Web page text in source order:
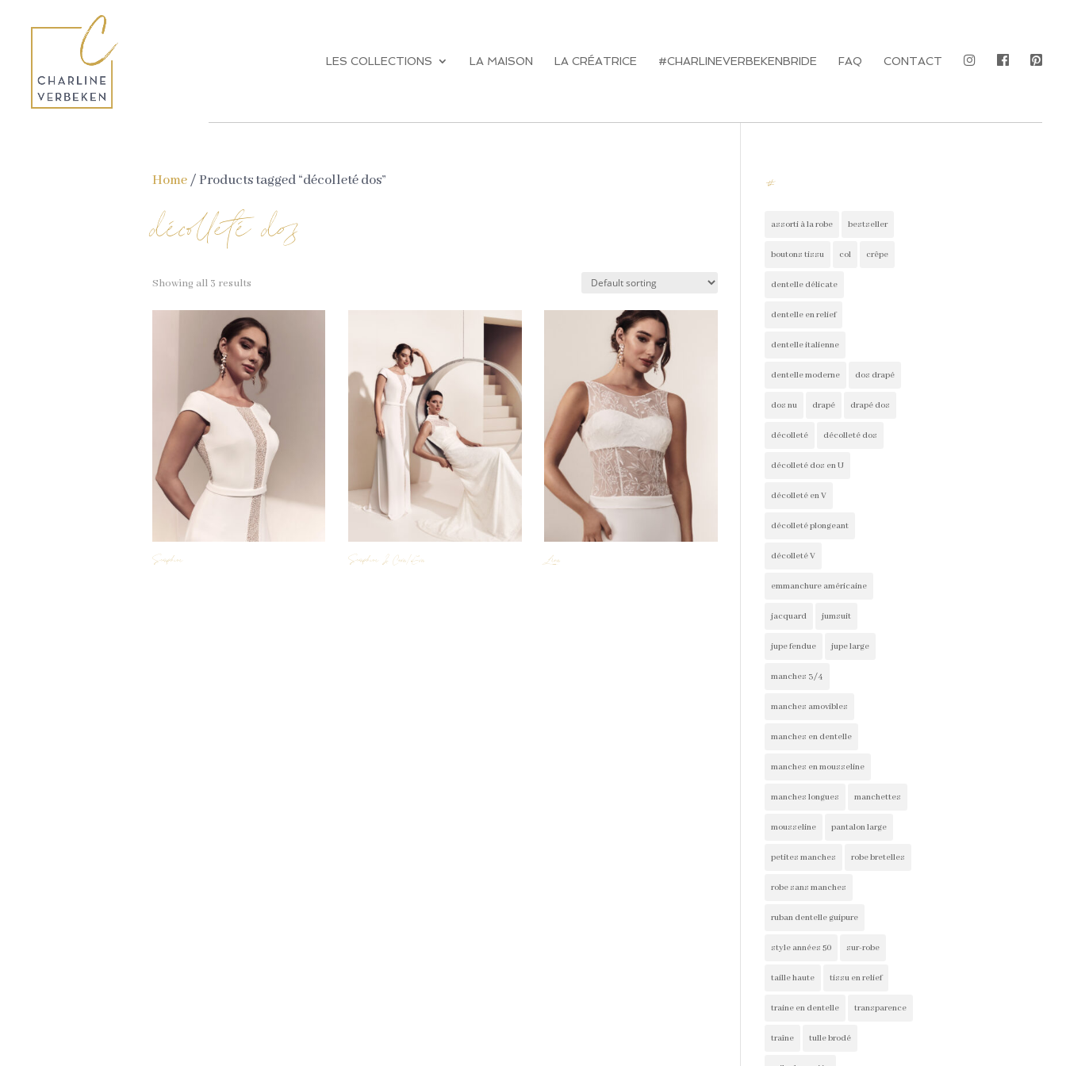
LES COLLECTIONS LA MAISON LA CRÉATRICE #CHARLINEVERBEKENBRIDE FAQ CONTACT
Home/ Products tagged “décolleté dos”
décolleté dos
Showing all 3 results
Seraphine Seraphine & Cara/Eva Léna
#
assorti à la robe bestseller
boutons tissu col crêpe
dentelle délicate
dentelle en relief
dentelle italienne
dentelle moderne dos drapé
dos nu drapé drapé dos
décolleté décolleté dos
décolleté dos en U
décolleté en V
décolleté plongeant
décolleté V
emmanchure américaine
jacquard jumsuit
jupe fendue jupe large
manches 3/4
manches amovibles
manches en dentelle
manches en mousseline
manches longues manchettes
mousseline pantalon large
petites manches robe bretelles
robe sans manches
ruban dentelle guipure
style années 50 sur-robe
taille haute tissu en relief
traine en dentelle transparence
traîne tulle brodé